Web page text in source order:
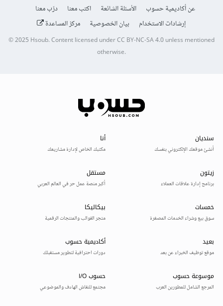
عن أكاديمية حسوب الأسئلة الشائعة اكتب معنا
درّب معنا
إرشادات الاستخدام
بيان الخصوصية مركز المساعدة
© 2025 Hsoub.Content licensed underCC BY-NC-SA 4.0unless mentioned
otherwise.